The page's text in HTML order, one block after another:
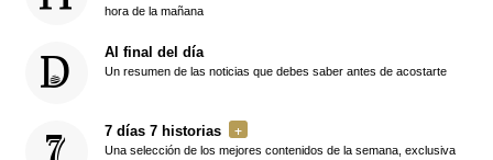
hora de la mañana
Al final del día
Un resumen de las noticias que debes saber antes de acostarte
7 días 7 historias
Una selección de los mejores contenidos de la semana, exclusiva